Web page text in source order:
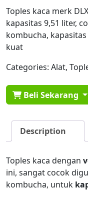
Toples kaca merk
kapasitas 9,51 liter,
kombucha,
kuat
Categories: Alat,
Beli Sekarang
Description
Toples kaca dengan
ini, sangat cocok
kombucha, untuk